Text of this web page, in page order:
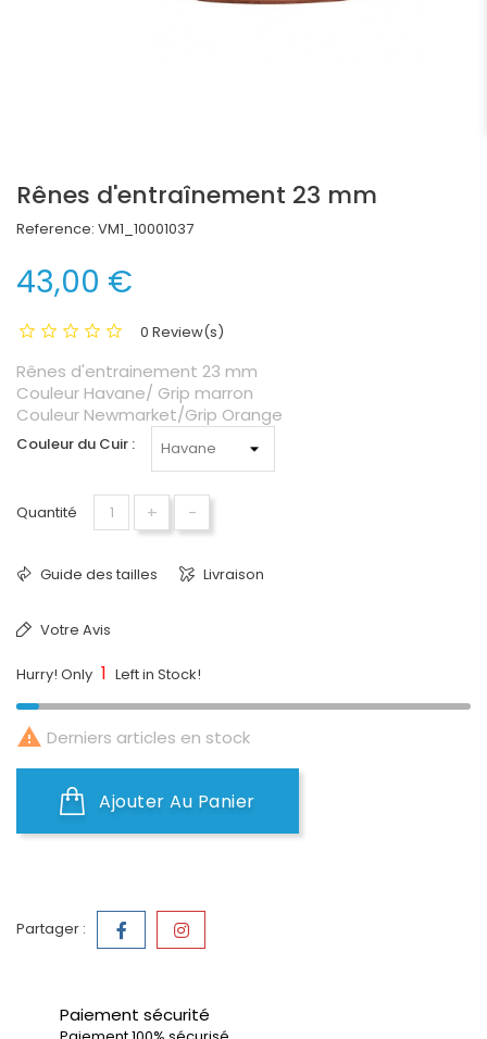
Rênes d'entraînement 23 mm
Reference: VM1_10001037
43,00 €
0 Review(s)
Rênes d'entrainement 23 mm
Couleur Havane/ Grip marron
Couleur Newmarket/Grip Orange
Couleur du Cuir :
Quantité + -
Guide des tailles Livraison
Votre Avis
Hurry! Only 1 Left in Stock!
 Derniers articles en stock
Ajouter Au Panier
Partager :
Paiement sécurité